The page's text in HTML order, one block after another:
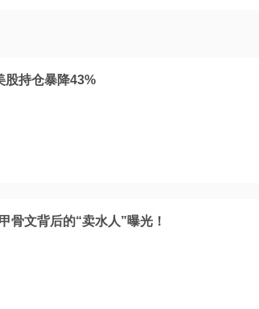
股持仓暴降43%
骨文背后的“卖水人”曝光！